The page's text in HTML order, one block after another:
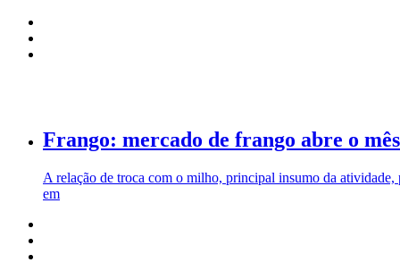
Frango: mercado de frango abre o
A relação de troca com o milho, principal insumo da
em